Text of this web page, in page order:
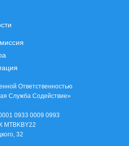
Ответственностью
Служба Содействие»
0933 0009 0993
MTBKBY22
32